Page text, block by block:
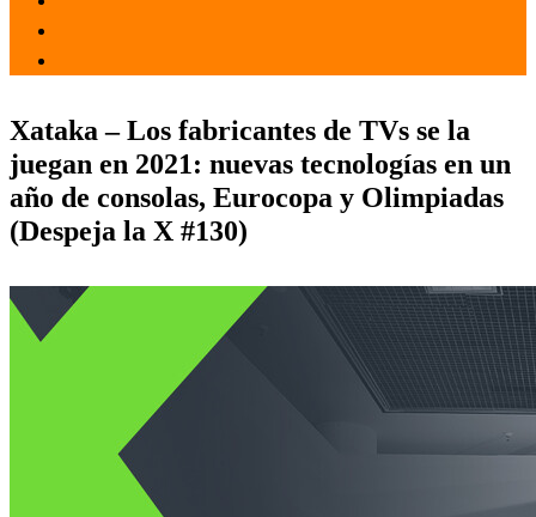
Xataka – Los fabricantes de TVs se la
juegan en 2021: nuevas tecnologías en un
año de consolas, Eurocopa y Olimpiadas
(Despeja la X #130)